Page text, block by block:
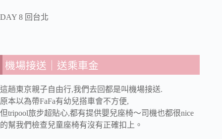
DAY 8 回台北
機場接送｜送乘車金
這趟東京親子自由行,我們去回都是叫機場接送.
原本以為帶FaFa有幼兒搭車會不方便,
但tripool旅步超貼心,都有提供嬰兒座椅～司機也都很nice
的幫我們檢查兒童座椅有沒有正確扣上。